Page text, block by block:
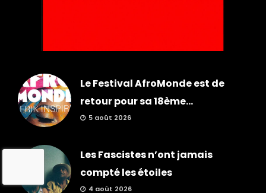
Le Festival AfroMonde est de
retour pour sa 18ème...
5 août 2026
Les Fascistes n’ont jamais
compté les étoiles
4 août 2026